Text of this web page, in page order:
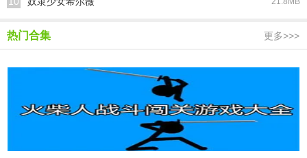
热门合集 更多>>>